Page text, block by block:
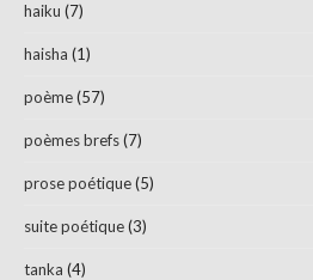
haiku (7)
haisha (1)
poème(57)
poèmes brefs(7)
prose poétique(5)
suite poétique(3)
tanka (4)